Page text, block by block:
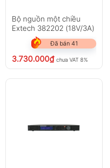
Bộ nguồn một chiều
Extech 382202 (18V/3A)
Đã bán 41
3.730.000₫ chưa VAT 8%